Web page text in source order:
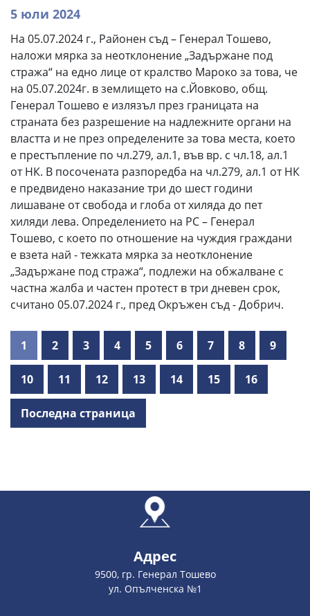
5 юли 2024
На 05.07.2024 г., Районен съд – Генерал Тошево,
наложи мярка за неотклонение „Задържане под
стража“ на едно лице от кралство Мароко за това, че
на 05.07.2024г. в землището на с.Йовково, общ.
Генерал Тошево е излязъл през границата на
страната без разрешение на надлежните органи на
властта и не през определените за това места, което
е престъпление по чл.279, ал.1, във вр. с чл.18, ал.1
от НК. В посочената разпоредба на чл.279, ал.1 от НК
е предвидено наказание три до шест години
лишаване от свобода и глоба от хиляда до пет
хиляди лева. Определението на РС – Генерал
Тошево, с което по отношение на чуждия граждани
е взета най - тежката мярка за неотклонение
„Задържане под стража“, подлежи на обжалване с
частна жалба и частен протест в три дневен срок,
считано 05.07.2024 г., пред Окръжен съд - Добрич.
1 2 3 4 5 6 7 8 9
10 11 12 13 14 15 16
Последна страница
Адрес
9500, гр. Генерал Тошево
ул. Опълченска №1